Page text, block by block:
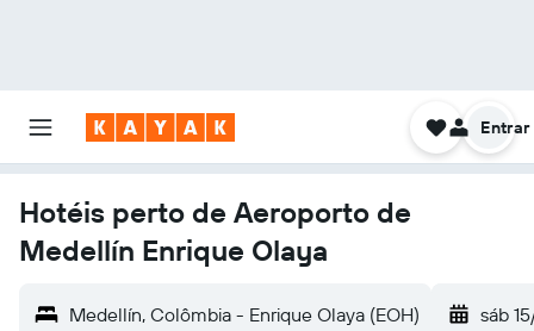
Entrar
Hotéis perto de Aeroporto de
Medellín Enrique Olaya
Medellín, Colômbia - Enrique Olaya (EOH) sáb